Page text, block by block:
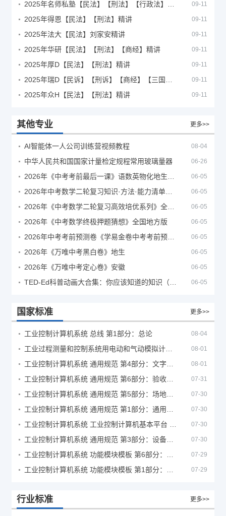
09-11
2025年得恩【民法】【刑法】精讲 09-11
2025年法大【民法】刘家安精讲 09-11
2025年华研【民法】【刑法】【商经】精讲 09-11
2025年厚D【民法】【刑法】精讲 09-11
09-11
2025年众H【民法】【刑法】精讲 09-11
其他专业 更多>>
AI智能体一人公司训练营视频教程 08-04
中华人民共和国国家计量检定规程常用玻璃量器 06-26
06-05
06-05
06-05
2026年《中考数学终极押题猜想》全国地方版 06-05
06-05
2026年《万唯中考黑白卷》地生 06-05
2026年《万唯中考定心卷》安徽 06-05
06-05
国家标准 更多>>
工业控制计算机系统 总线 第1部分：总论 08-04
08-01
08-01
07-31
07-30
07-30
07-30
07-30
07-29
07-29
行业标准 更多>>